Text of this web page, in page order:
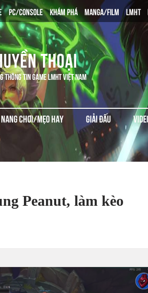
PC/CONSOLE KHÁM PHÁ MANGA/FILM LMHT
THOẠI
THÔNG TIN GAME LMHT VIỆT NAM
CHƠI/MẸO HAY GIẢI ĐẤU
Peanut, làm kèo